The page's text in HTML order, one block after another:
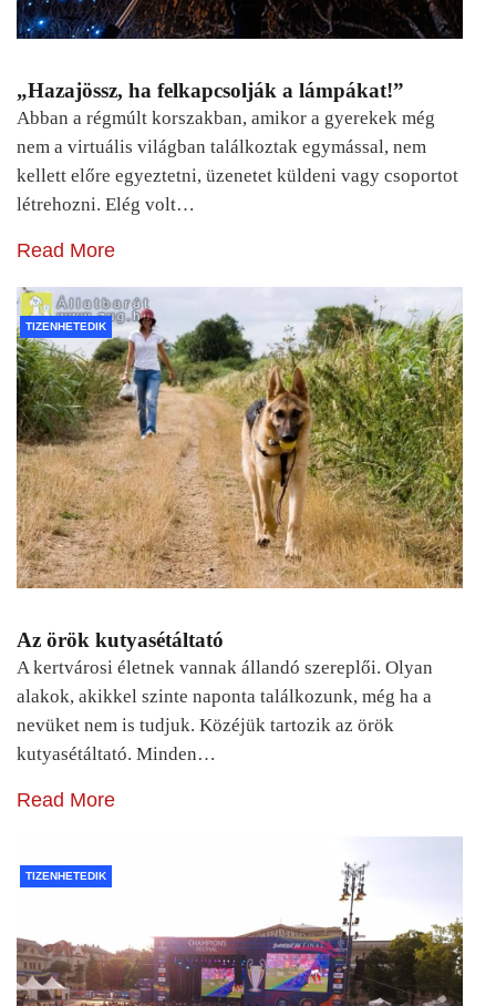
„Hazajössz, ha felkapcsolják a lámpákat!”
Abban a régmúlt korszakban, amikor a gyerekek még
nem a virtuális világban találkoztak egymással, nem
kellett előre egyeztetni, üzenetet küldeni vagy csoportot
létrehozni. Elég volt…
Read More
TIZENHETEDIK
Az örök kutyasétáltató
A kertvárosi életnek vannak állandó szereplői. Olyan
alakok, akikkel szinte naponta találkozunk, még ha a
nevüket nem is tudjuk. Közéjük tartozik az örök
kutyasétáltató. Minden…
Read More
TIZENHETEDIK